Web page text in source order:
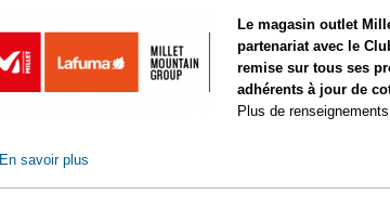
Le magasin outlet
partenariat avec le
remise sur tous ses
adhérents à jour de
Plus de
En savoir plus